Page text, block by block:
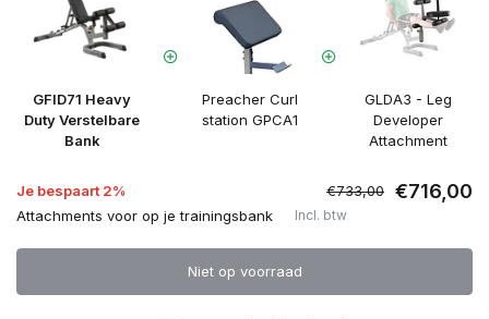
GFID71 Heavy
Duty Verstelbare
Bank
Preacher Curl
station GPCA1
GLDA3 - Leg
Developer
Attachment
Je bespaart 2% €733,00 €716,00
Attachments voor op je trainingsbank Incl. btw
Niet op voorraad